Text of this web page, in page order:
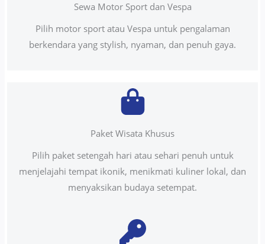
Sewa Motor Sport dan Vespa
Pilih motor sport atau Vespa untuk pengalaman
berkendara yang stylish, nyaman, dan penuh gaya.
Paket Wisata Khusus
Pilih paket setengah hari atau sehari penuh untuk
menjelajahi tempat ikonik, menikmati kuliner lokal, dan
menyaksikan budaya setempat.